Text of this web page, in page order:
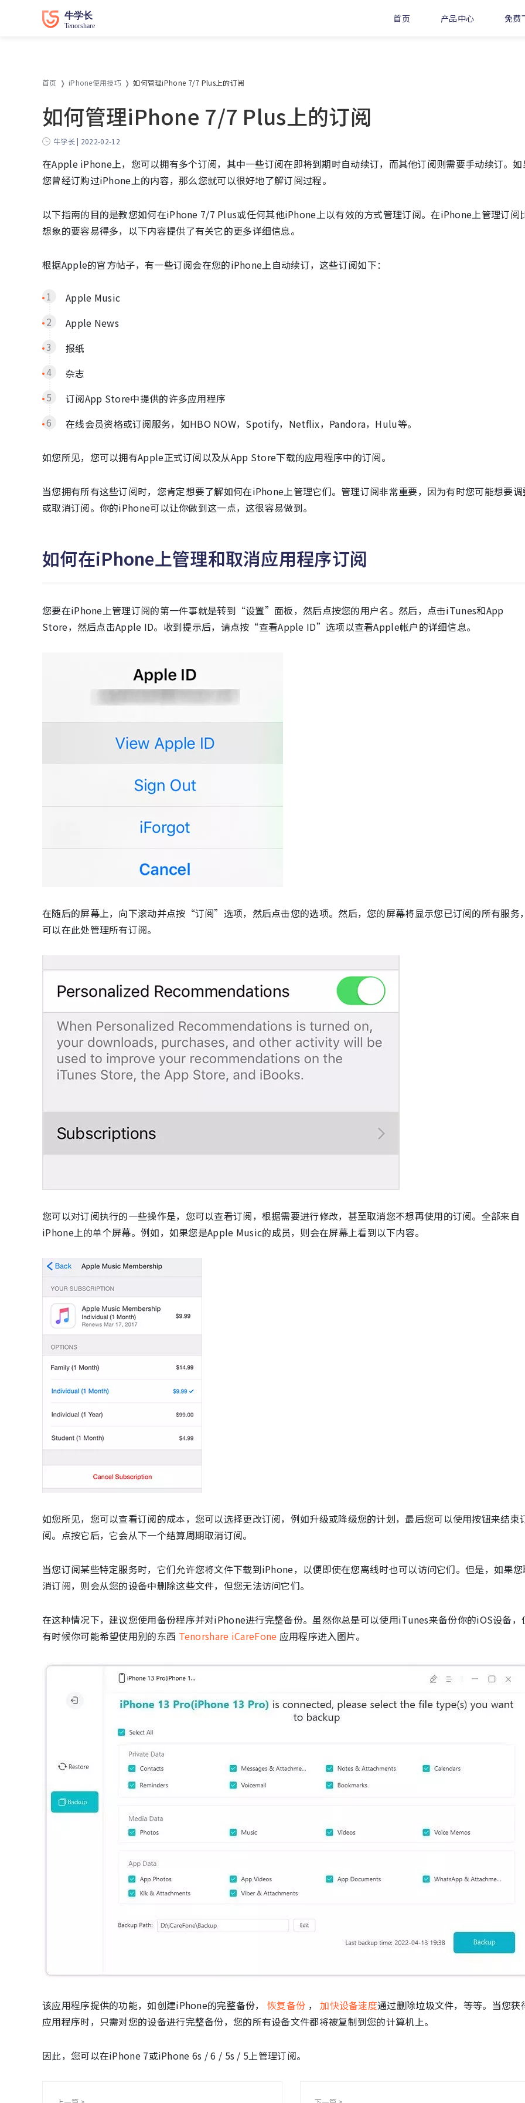
首页 产品中心 免费
首页 iPhone使用技巧 如何管理iPhone 7/7 Plus上的订阅
如何管理iPhone 7/7 Plus上的订阅
牛学长 | 2022-02-12
在Apple iPhone上，您可以拥有多个订阅，其中一些订阅在即将到期时自动续订，而其他订阅则需要手动续订。如
您曾经订购过iPhone上的内容，那么您就可以很好地了解订阅过程。
以下指南的目的是教您如何在iPhone 7/7 Plus或任何其他iPhone上以有效的方式管理订阅。在iPhone上管理订阅
想象的要容易得多，以下内容提供了有关它的更多详细信息。
根据Apple的官方帖子，有一些订阅会在您的iPhone上自动续订，这些订阅如下：
Apple Music
Apple News
报纸
杂志
订阅App Store中提供的许多应用程序
在线会员资格或订阅服务，如HBO NOW，Spotify，Netflix，Pandora，Hulu等。
如您所见，您可以拥有Apple正式订阅以及从App Store下载的应用程序中的订阅。
当您拥有所有这些订阅时，您肯定想要了解如何在iPhone上管理它们。管理订阅非常重要，因为有时您可能想要
或取消订阅。你的iPhone可以让你做到这一点，这很容易做到。
如何在iPhone上管理和取消应用程序订阅
您要在iPhone上管理订阅的第一件事就是转到“设置”面板，然后点按您的用户名。然后，点击iTunes和App
Store，然后点击Apple ID。收到提示后，请点按“查看Apple ID”选项以查看Apple帐户的详细信息。
在随后的屏幕上，向下滚动并点按“订阅”选项，然后点击您的选项。然后，您的屏幕将显示您已订阅的所有服务
可以在此处管理所有订阅。
您可以对订阅执行的一些操作是，您可以查看订阅，根据需要进行修改，甚至取消您不想再使用的订阅。全部来自
iPhone上的单个屏幕。例如，如果您是Apple Music的成员，则会在屏幕上看到以下内容。
如您所见，您可以查看订阅的成本，您可以选择更改订阅，例如升级或降级您的计划，最后您可以使用按钮来结束
阅。点按它后，它会从下一个结算周期取消订阅。
当您订阅某些特定服务时，它们允许您将文件下载到iPhone，以便即使在您离线时也可以访问它们。但是，如果
消订阅，则会从您的设备中删除这些文件，但您无法访问它们。
在这种情况下，建议您使用备份程序并对iPhone进行完整备份。虽然你总是可以使用iTunes来备份你的iOS设备，
有时候你可能希望使用别的东西 Tenorshare iCareFone 应用程序进入图片。
该应用程序提供的功能，如创建iPhone的完整备份，恢复备份 ，加快设备速度通过删除垃圾文件，等等。当您获
应用程序时，只需对您的设备进行完整备份，您的所有设备文件都将被复制到您的计算机上。
因此，您可以在iPhone 7或iPhone 6s / 6 / 5s / 5上管理订阅。